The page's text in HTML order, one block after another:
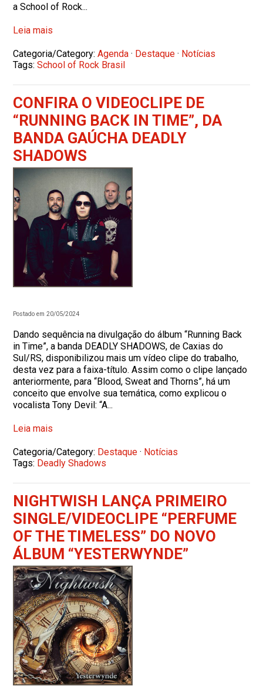
a School of Rock...
Leia mais
Categoria/Category:Agenda · Destaque · Notícias
Tags:School of Rock Brasil
CONFIRA O VIDEOCLIPE DE
“RUNNING BACK IN TIME”, DA
BANDA GAÚCHA DEADLY
SHADOWS
Postado em 20/05/2024
Dando sequência na divulgação do álbum “Running Back
in Time”, a banda DEADLY SHADOWS, de Caxias do
Sul/RS, disponibilizou mais um vídeo clipe do trabalho,
desta vez para a faixa-título. Assim como o clipe lançado
anteriormente, para “Blood, Sweat and Thorns”, há um
conceito que envolve sua temática, como explicou o
vocalista Tony Devil: “A...
Leia mais
Categoria/Category: Destaque · Notícias
Tags: Deadly Shadows
NIGHTWISH LANÇA PRIMEIRO
SINGLE/VIDEOCLIPE “PERFUME
OF THE TIMELESS” DO NOVO
ÁLBUM “YESTERWYNDE”